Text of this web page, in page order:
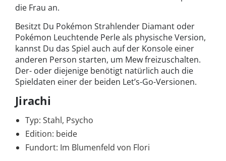
die Frau an.
Besitzt Du Pokémon Strahlender Diamant oder
Pokémon Leuchtende Perle als physische Version,
kannst Du das Spiel auch auf der Konsole einer
anderen Person starten, um Mew freizuschalten.
Der- oder diejenige benötigt natürlich auch die
Spieldaten einer der beiden Let’s-Go-Versionen.
Jirachi
Typ: Stahl, Psycho
Edition: beide
Fundort: Im Blumenfeld von Flori